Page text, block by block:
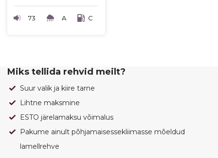
73 A C
Miks tellida rehvid meilt?
Suur valik ja kiire tarne
Lihtne maksmine
ESTO järelamaksu võimalus
Pakume ainult põhjamaisessekliimasse mõeldud
lamellrehve